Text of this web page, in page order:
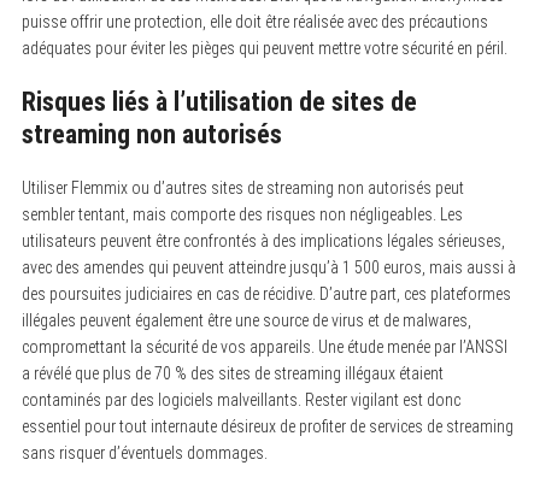
puisse offrir une protection, elle doit être réalisée avec des précautions
adéquates pour éviter les pièges qui peuvent mettre votre sécurité en péril.
Risques liés à l’utilisation de sites de
streaming non autorisés
Utiliser Flemmix ou d’autres sites de streaming non autorisés peut
sembler tentant, mais comporte des risques non négligeables. Les
utilisateurs peuvent être confrontés à des implications légales sérieuses,
avec des amendes qui peuvent atteindre jusqu’à 1 500 euros, mais aussi à
des poursuites judiciaires en cas de récidive. D’autre part, ces plateformes
illégales peuvent également être une source de virus et de malwares,
compromettant la sécurité de vos appareils. Une étude menée par l’ANSSI
a révélé que plus de 70 % des sites de streaming illégaux étaient
contaminés par des logiciels malveillants. Rester vigilant est donc
essentiel pour tout internaute désireux de profiter de services de streaming
sans risquer d’éventuels dommages.